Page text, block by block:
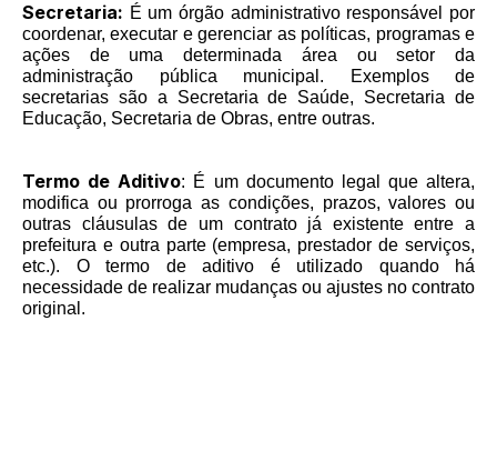
Secretaria: É um órgão administrativo responsável por
coordenar, executar e gerenciar as políticas, programas e
ações de uma determinada área ou setor da
administração pública municipal. Exemplos de
secretarias são a Secretaria de Saúde, Secretaria de
Educação, Secretaria de Obras, entre outras.
Termo de Aditivo: É um documento legal que altera,
modifica ou prorroga as condições, prazos, valores ou
outras cláusulas de um contrato já existente entre a
prefeitura e outra parte (empresa, prestador de serviços,
etc.). O termo de aditivo é utilizado quando há
necessidade de realizar mudanças ou ajustes no contrato
original.